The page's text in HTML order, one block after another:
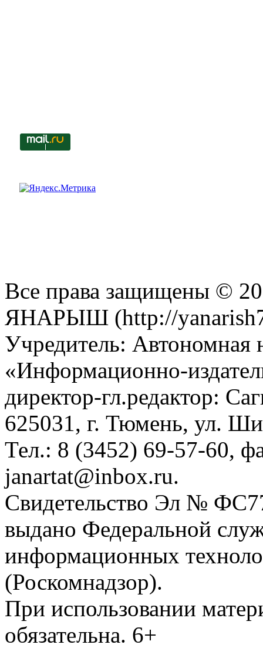
Все права защищены ©
ЯНАРЫШ (http://
Учредитель: Автономная
«Информационно-
директор-гл.редактор:
625031, г. Тюмень, ул.
Тел.: 8 (3452) 69-57-60,
janartat@inbox.ru.
Свидетельство Эл №
выдано Федеральной
информационных
(Роскомнадзор).
При использовании
обязательна. 6+